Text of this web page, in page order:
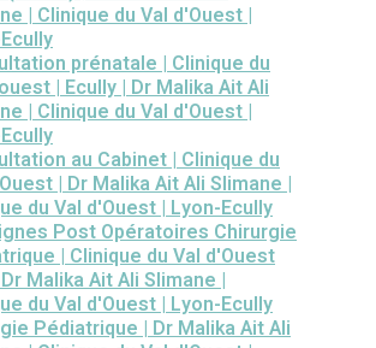
| Clinique du Val d'Ouest |
prénatale | Clinique du
| Ecully | Dr Malika Ait Ali
| Clinique du Val d'Ouest |
au Cabinet | Clinique du
| Dr Malika Ait Ali Slimane |
du Val d'Ouest | Lyon-Ecully
Post Opératoires Chirurgie
| Clinique du Val d'Ouest
Malika Ait Ali Slimane |
du Val d'Ouest | Lyon-Ecully
Pédiatrique | Dr Malika Ait Ali